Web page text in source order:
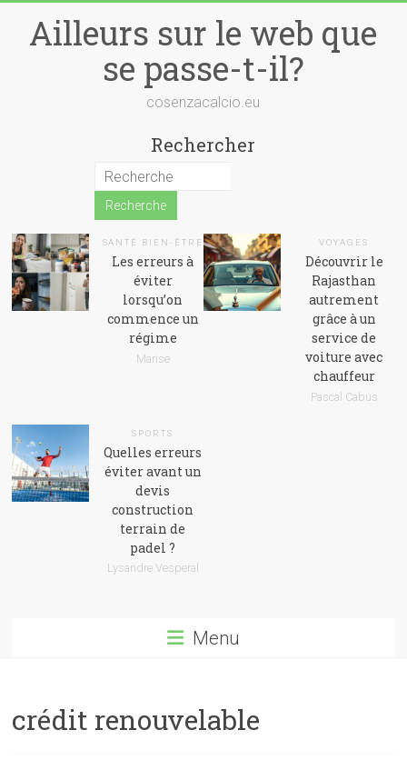
contentAilleurs sur le web que
se passe-t-il?
cosenzacalcio.eu
Rechercher
SANTÉ BIEN-ÊTRE
Les erreurs à
éviter
lorsqu’on
commence un
régime
Marise
VOYAGES
Découvrir le
Rajasthan
autrement
grâce à un
service de
voiture avec
chauffeur
Pascal Cabus
SPORTS
Quelles erreurs
éviter avant un
devis
construction
terrain de
padel ?
Lysandre Vesperal
Menu
crédit renouvelable